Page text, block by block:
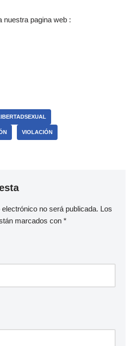
nuestra pagina web :
VIOLACIÓN
no será publicada. Los
marcados con *